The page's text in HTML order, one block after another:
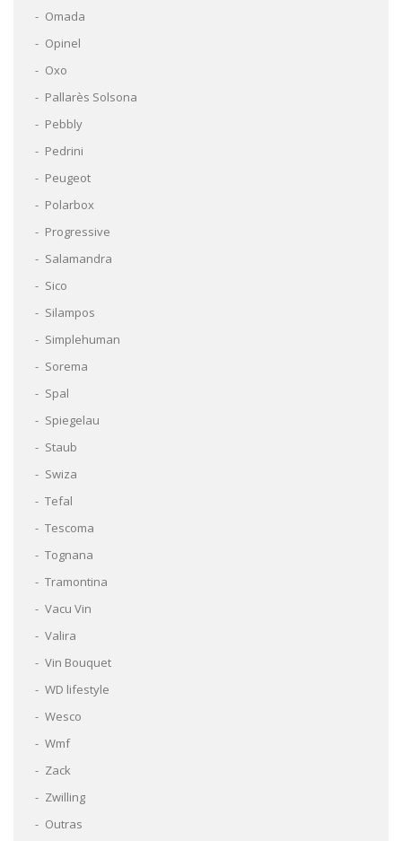
Omada
Opinel
Oxo
Pallarès Solsona
Pebbly
Pedrini
Peugeot
Polarbox
Progressive
Salamandra
Sico
Silampos
Simplehuman
Sorema
Spal
Spiegelau
Staub
Swiza
Tefal
Tescoma
Tognana
Tramontina
Vacu Vin
Valira
Vin Bouquet
WD lifestyle
Wesco
Wmf
Zack
Zwilling
Outras